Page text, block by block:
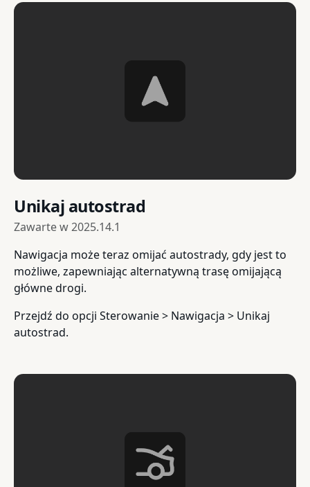
Unikaj autostrad
Zawarte w2025.14.1
Nawigacja może teraz omijać autostrady, gdy jest to
możliwe, zapewniając alternatywną trasę omijającą
główne drogi.
Przejdź do opcji Sterowanie > Nawigacja > Unikaj
autostrad.